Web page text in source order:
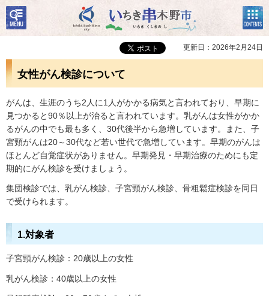
いちき串木野市
検
索・
共通
コン
テン
ツメ
ニュ
更新日：2026年2月24日
女性がん検診について
がんは、生涯のうち2人に1人がかかる病気と言われており、早期に
見つかると90％以上が治ると言われています。乳がんは女性がかか
るがんの中でも最も多く、30代後半から急増しています。また、子
宮頸がんは20～30代など若い世代で急増しています。早期のがんは
ほとんど自覚症状がありません。早期発見・早期治療のためにも定
期的にがん検診を受けましょう。
集団検診では、乳がん検診、子宮頸がん検診、骨粗鬆症検診を同日
で受けられます。
1.対象者
子宮頸がん検診：20歳以上の女性
乳がん検診：40歳以上の女性